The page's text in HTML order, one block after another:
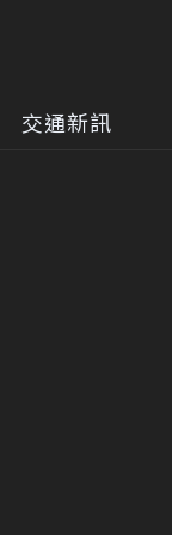
交通新訊